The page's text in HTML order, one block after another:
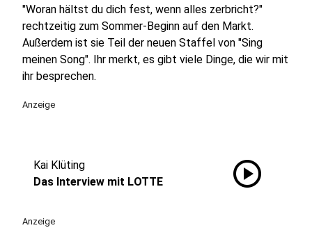
"Woran hältst du dich fest, wenn alles zerbricht?"
rechtzeitig zum Sommer-Beginn auf den Markt.
Außerdem ist sie Teil der neuen Staffel von "Sing
meinen Song". Ihr merkt, es gibt viele Dinge, die wir mit
ihr besprechen.
Anzeige
Kai Klüting
Das Interview mit LOTTE
play_circle
Anzeige